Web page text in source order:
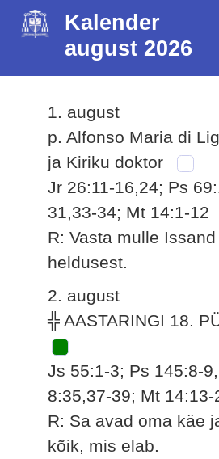
Kalender
august 2026
1. august
p. Alfonso Maria di
ja Kiriku doktor
Jr 26:11-16,24; Ps
31,33-34; Mt 14:1-12
R: Vasta mulle
heldusest.
2. august
╬ AASTARINGI 18.
Js 55:1-3; Ps 145:8-
8:35,37-39; Mt 14:13-
R: Sa avad oma käe
kõik, mis elab.